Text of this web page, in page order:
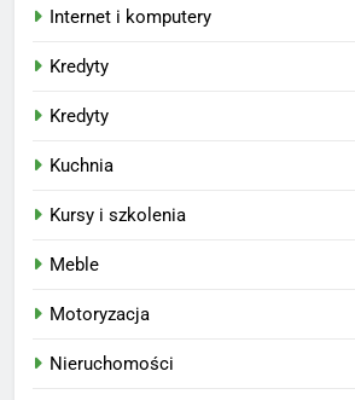
Internet i komputery
Kredyty
Kredyty
Kuchnia
Kursy i szkolenia
Meble
Motoryzacja
Nieruchomości